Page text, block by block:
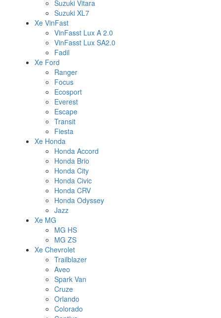
Suzuki Vitara
Suzuki XL7
Xe VinFast
VinFasst Lux A 2.0
VinFasst Lux SA2.0
Fadil
Xe Ford
Ranger
Focus
Ecosport
Everest
Escape
Transit
Fiesta
Xe Honda
Honda Accord
Honda Brio
Honda City
Honda Civic
Honda CRV
Honda Odyssey
Jazz
Xe MG
MG HS
MG ZS
Xe Chevrolet
Trailblazer
Aveo
Spark Van
Cruze
Orlando
Colorado